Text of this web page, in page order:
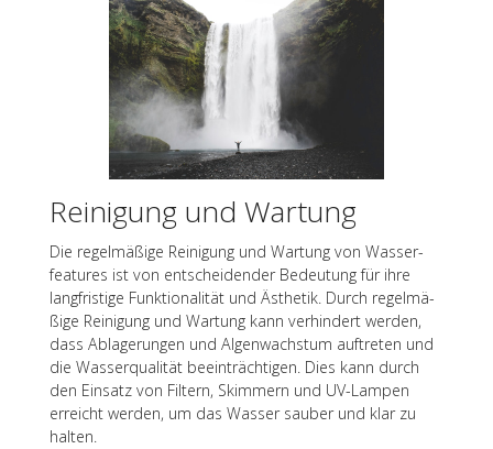
Reini­gung und Wartung
Die regel­mä­ßige Reini­gung und Wartung von Wasser­
fea­tures ist von entschei­den­der Bedeu­tung für ihre
lang­fris­tige Funk­tio­na­li­tät und Ästhe­tik. Durch regel­mä­
ßige Reini­gung und Wartung kann verhin­dert werden,
dass Abla­ge­run­gen und Algen­wachs­tum auftre­ten und
die Wasser­qua­li­tät beein­träch­ti­gen. Dies kann durch
den Einsatz von Filtern, Skim­mern und UV-Lampen
erreicht werden, um das Wasser sauber und klar zu
halten.